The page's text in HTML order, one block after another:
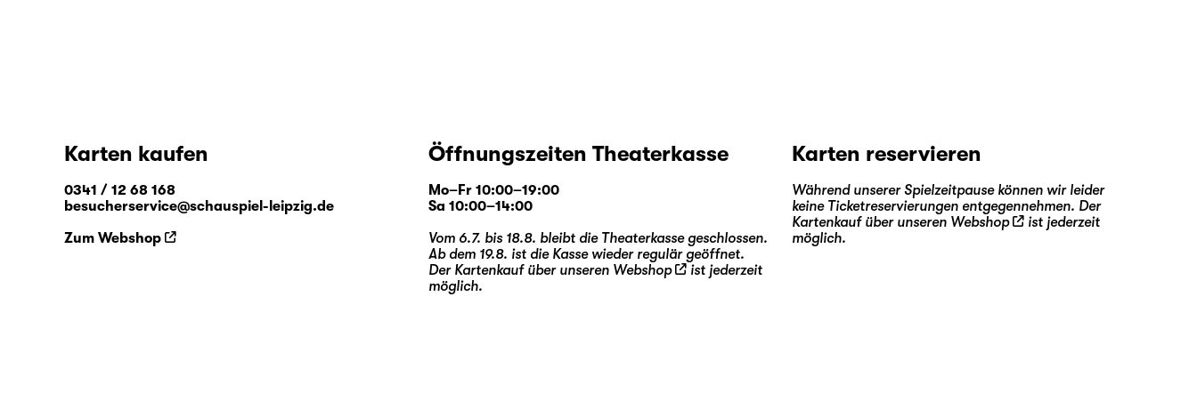
Karten kaufen
0341 / 12 68 168
besucherservice@schauspiel-leipzig.de
Zum Webshop
Öffnungszeiten Theaterkasse
Mo–Fr 10:00–19:00
Sa 10:00–14:00
Vom 6.7. bis 18.8. bleibt die Theaterkasse geschlossen.
Ab dem 19.8. ist die Kasse wieder regulär geöffnet.
Der Kartenkauf über unseren Webshop
ist jederzeit
möglich.
Karten reservieren
Während unserer Spielzeitpause können wir leider
keine Ticketreservierungen entgegennehmen. Der
Kartenkauf über unseren Webshop
ist jederzeit
möglich.